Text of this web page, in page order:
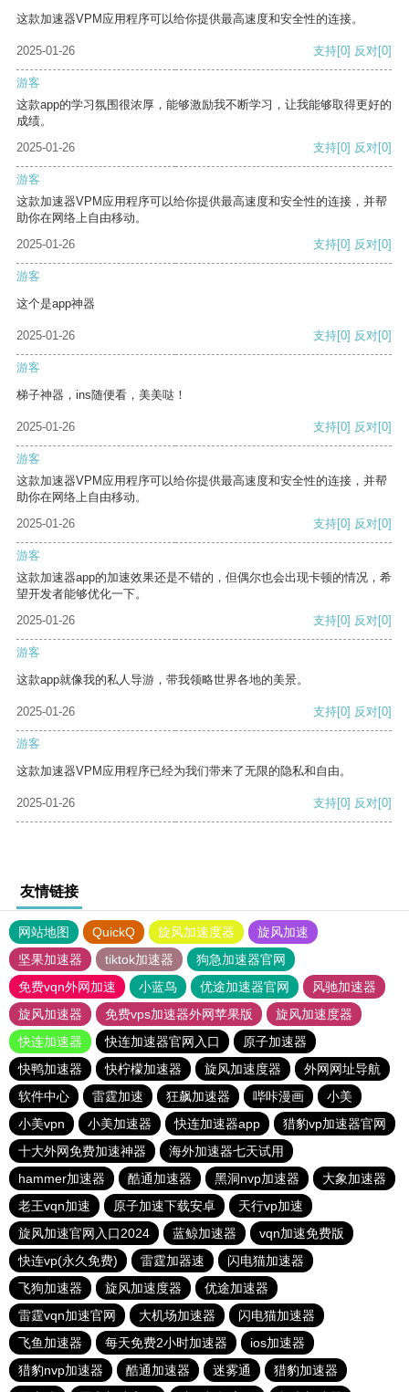
这款加速器VPM应用程序可以给你提供最高速度和安全性的连接。
2025-01-26 支持[0] 反对[0]
游客
这款app的学习氛围很浓厚，能够激励我不断学习，让我能够取得更好的
成绩。
2025-01-26
支持[0] 反对[0]
游客
这款加速器VPM应用程序可以给你提供最高速度和安全性的连接，并帮
助你在网络上自由移动。
2025-01-26
支持[0] 反对[0]
游客
这个是app神器
2025-01-26 支持[0] 反对[0]
游客
梯子神器，ins随便看，美美哒！
2025-01-26 支持[0] 反对[0]
游客
这款加速器VPM应用程序可以给你提供最高速度和安全性的连接，并帮
助你在网络上自由移动。
2025-01-26
支持[0] 反对[0]
游客
这款加速器app的加速效果还是不错的，但偶尔也会出现卡顿的情况，希
望开发者能够优化一下。
2025-01-26
支持[0] 反对[0]
游客
这款app就像我的私人导游，带我领略世界各地的美景。
2025-01-26 支持[0] 反对[0]
游客
这款加速器VPM应用程序已经为我们带来了无限的隐私和自由。
2025-01-26 支持[0] 反对[0]
友情链接
网站地图 QuickQ 旋风加速度器
旋风加速
坚果加速器
tiktok加速器
狗急加速器官网
免费vqn外网加速
小蓝鸟 优途加速器官网
风驰加速器
旋风加速器
免费vps加速器外网苹果版
旋风加速度器
快连加速器
快连加速器官网入口
原子加速器
快鸭加速器
快柠檬加速器 旋风加速度器
外网网址导航
软件中心
雷霆加速 狂飙加速器 哔咔漫画
小美
小美vpn
小美加速器 快连加速器app
猎豹vp加速器官网
十大外网免费加速神器
海外加速器七天试用
hammer加速器
酷通加速器 黑洞nvp加速器
大象加速器
老王vqn加速
原子加速下载安卓
天行vp加速
旋风加速官网入口2024
蓝鲸加速器
vqn加速免费版
快连vp(永久免费)
雷霆加器速
闪电猫加速器
飞狗加速器
旋风加速度器
优途加速器
雷霆vqn加速官网
大机场加速器
闪电猫加速器
飞鱼加速器
每天免费2小时加速器
ios加速器
猎豹nvp加速器
酷通加速器 迷雾通
猎豹加速器